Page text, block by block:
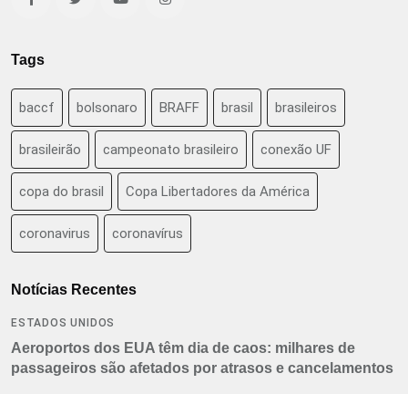
Tags
baccf bolsonaro BRAFF brasil brasileiros
brasileirão campeonato brasileiro conexão UF
copa do brasil Copa Libertadores da América
coronavirus coronavírus
Notícias Recentes
ESTADOS UNIDOS
Aeroportos dos EUA têm dia de caos: milhares de
passageiros são afetados por atrasos e cancelamentos